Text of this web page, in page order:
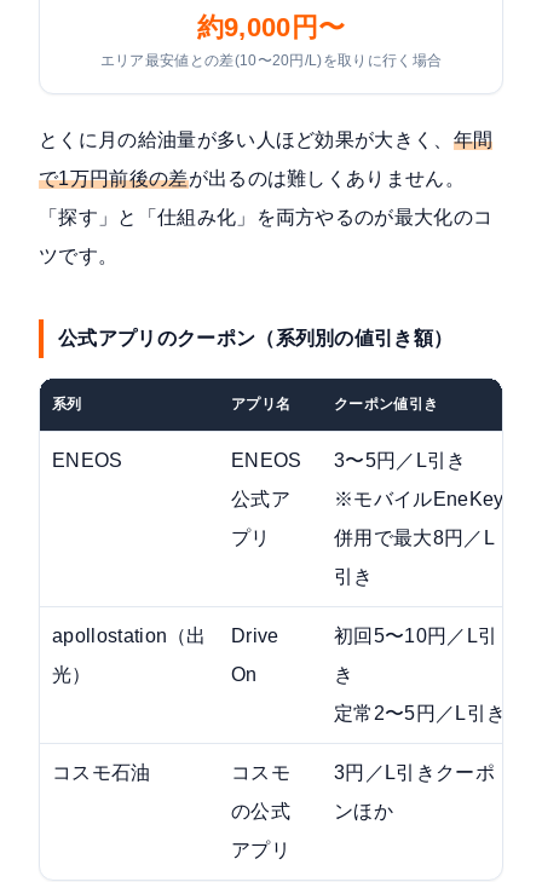
約9,000円〜
エリア最安値との差(10〜20円/L)を取りに行く場合
とくに月の給油量が多い人ほど効果が大きく、 年間
で1万円前後の差が出るのは難しくありません。
「探す」と「仕組み化」を両方やるのが最大化のコ
ツです。
公式アプリのクーポン（系列別の値引き額）
系列 アプリ名 クーポン値引き
ENEOS
ENEOS
公式ア
プリ
3〜5円／L引き
※モバイルEneKey
併用で最大8円／L
引き
apollostation（出
光）
Drive
On
初回5〜10円／L引
き
定常2〜5円／L引き
コスモ石油
コスモ
の公式
アプリ
3円／L引きクーポ
ンほか